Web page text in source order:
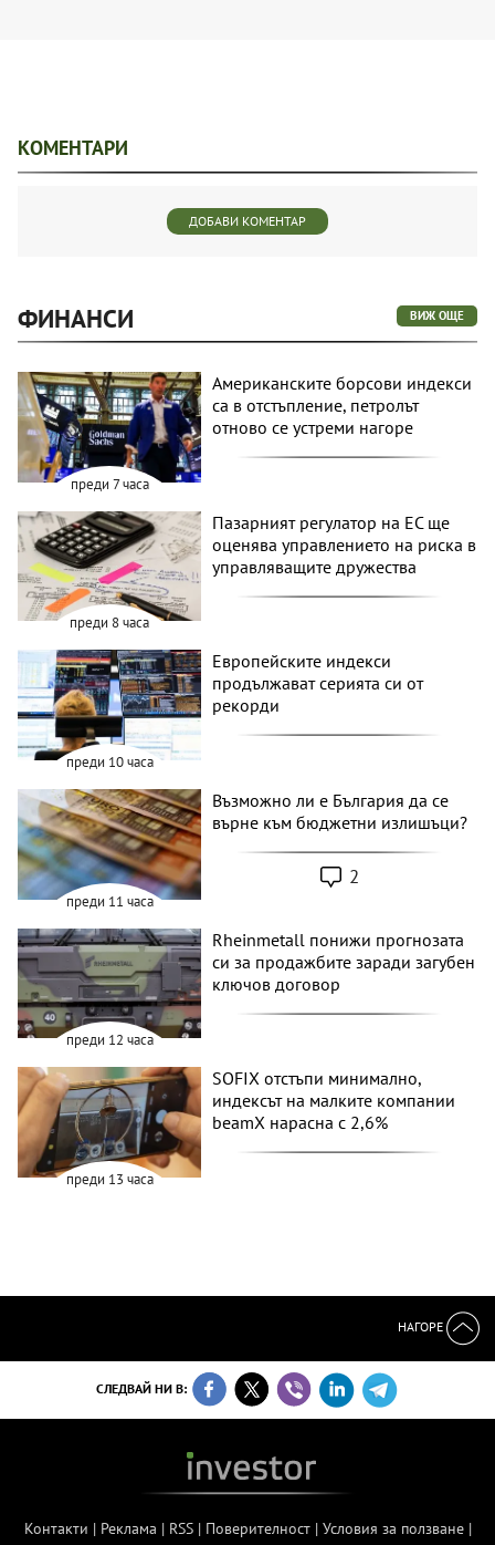
КОМЕНТАРИ
ДОБАВИ КОМЕНТАР
ФИНАНСИ ВИЖ ОЩЕ
преди 7 часа
Американските борсови индекси
са в отстъпление, петролът
отново се устреми нагоре
преди 8 часа
Пазарният регулатор на ЕС ще
оценява управлението на риска в
управляващите дружества
преди 10 часа
Европейските индекси
продължават серията си от
рекорди
преди 11 часа
Възможно ли е България да се
върне към бюджетни излишъци?
2
преди 12 часа
Rheinmetall понижи прогнозата
си за продажбите заради загубен
ключов договор
преди 13 часа
SOFIX отстъпи минимално,
индексът на малките компании
beamX нарасна с 2,6%
НАГОРЕ
СЛЕДВАЙ НИ В:
Контакти | Реклама | RSS| Поверителност| Условия за ползване|